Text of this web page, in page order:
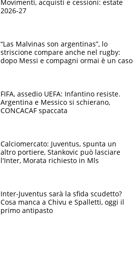
Movimenti, acquisti e cessioni: estate
2026-27
“Las Malvinas son argentinas”, lo
striscione compare anche nel rugby:
dopo Messi e compagni ormai è un caso
FIFA, assedio UEFA: Infantino resiste.
Argentina e Messico si schierano,
CONCACAF spaccata
Calciomercato: Juventus, spunta un
altro portiere, Stankovic può lasciare
l'Inter, Morata richiesto in Mls
Inter-Juventus sarà la sfida scudetto?
Cosa manca a Chivu e Spalletti, oggi il
primo antipasto